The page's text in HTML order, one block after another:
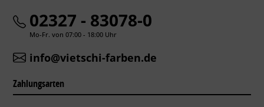
02327 - 83078-0
Mo-Fr. von 07:00 - 18:00 Uhr
info@vietschi-farben.de
Zahlungsarten